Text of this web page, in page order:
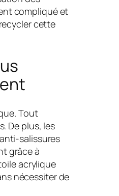
compliqué et
cette
Tout
De plus, les
salissures
grâce à
acrylique
nécessiter de